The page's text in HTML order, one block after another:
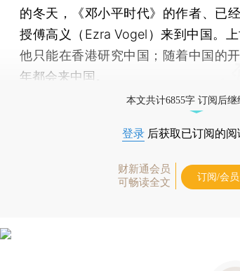
的冬天，《邓小平时代》的作者、已
授傅高义（Ezra Vogel）来到中国。
他只能在香港研究中国；随着中国的
年都会来中国。
本文共计6855字 订阅后继
登录 后获取已订阅的阅
财新通会员
可畅读全文
订阅/会